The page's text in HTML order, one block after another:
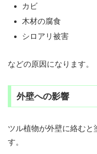
カビ
木材の腐食
シロアリ被害
などの原因になります。
外壁への影響
ツル植物が外壁に絡むと
す。